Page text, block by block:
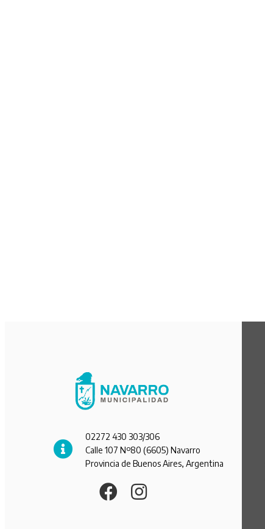
02272 430 303/306
Calle 107 Nº80 (6605) Navarro
Provincia de Buenos Aires, Argentina